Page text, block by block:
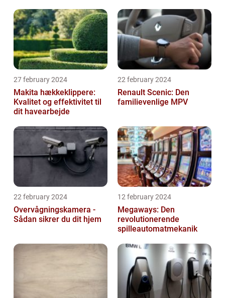
27 february 2024
Makita hækkeklippere:
Kvalitet og effektivitet til
dit havearbejde
22 february 2024
Renault Scenic: Den
familievenlige MPV
22 february 2024
Overvågningskamera -
Sådan sikrer du dit hjem
12 february 2024
Megaways: Den
revolutionerende
spilleautomatmekanik